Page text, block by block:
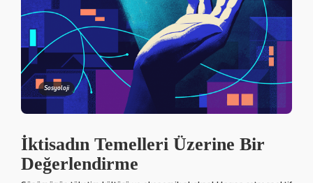
Sosyoloji
İktisadın Temelleri Üzerine Bir
Değerlendirme